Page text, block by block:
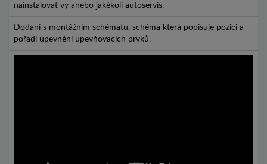
nainstalovat vy anebo jakékoli autoservis.
Dodaní s montážním schématu, schéma která popisuje pozici a
pořadí upevnění upevňovacích prvků.